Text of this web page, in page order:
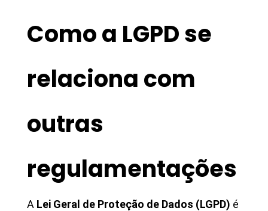
Como a LGPD se
relaciona com
outras
regulamentações
A Lei Geral de Proteção de Dados (LGPD) é